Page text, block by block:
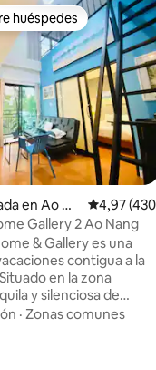
5. 10 evaluaciones
huéspedes más
huéspedes
en Ao Na
4,97
Home Gallery 2 Ao Nang
& Gallery es una
contigua a la
en la zona
y silenciosa de
km de la playa de
· Zonas comunes